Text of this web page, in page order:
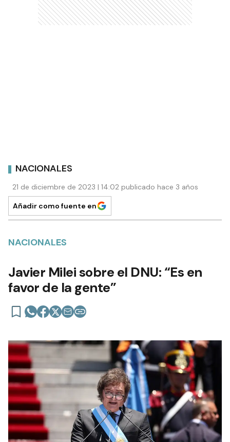
NACIONALES
21 de diciembre de 2023 | 14:02 publicado hace 3 años
Añadir como fuente en
NACIONALES
Javier Milei sobre el DNU: “Es en
favor de la gente”